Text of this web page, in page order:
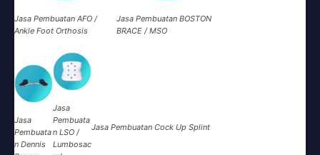
Jasa Pembuatan AFO /
Ankle Foot Orthosis
Jasa Pembuatan BOSTON
BRACE / MSO
Jasa
Pembuata
n Dennis
Jasa
Pembuata
n LSO /
Lumbosac
Jasa Pembuatan Cock Up Splint